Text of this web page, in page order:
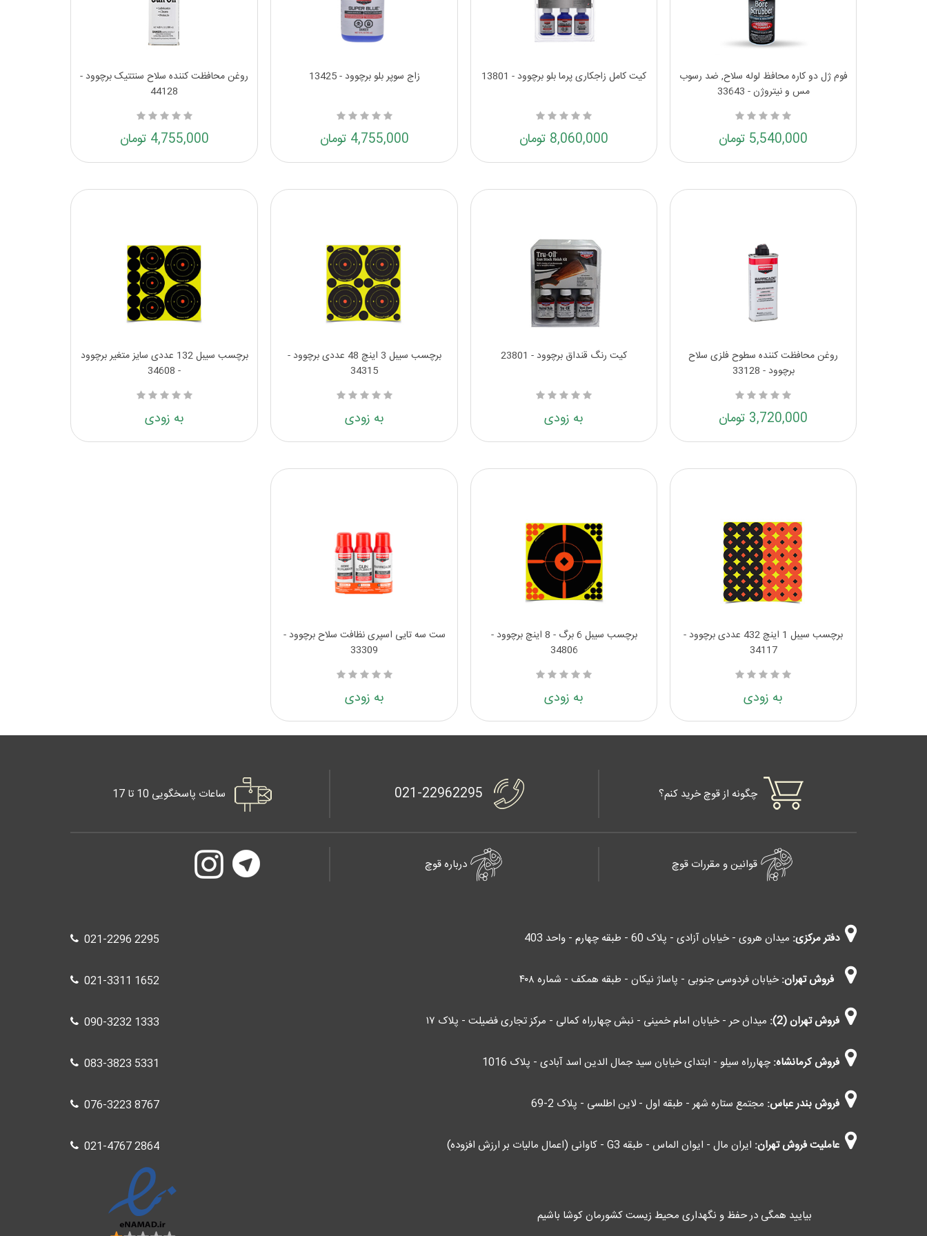
فوم ژل دو کاره محافظ لوله سلاح, ضد رسوب
مس و نیتروژن - 33643
5,540,000 تومان
کیت کامل زاجکاری پرما بلو برچوود - 13801
8,060,000 تومان
زاج سوپر بلو برچوود - 13425
4,755,000 تومان
روغن محافظت کننده سلاح سنتتیک برچوود -
44128
4,755,000 تومان
روغن محافظت کننده سطوح فلزی سلاح
برچوود - 33128
3,720,000 تومان
کیت رنگ قنداق برچوود - 23801
به زودی
برچسب سیبل 3 اینچ 48 عددی برچوود -
34315
به زودی
برچسب سیبل 132 عددی سایز متغیر برچوود
- 34608
به زودی
برچسب سیبل 1 اینچ 432 عددی برچوود -
34117
به زودی
برچسب سیبل 6 برگ - 8 اینچ برچوود -
34806
به زودی
ست سه تایی اسپری نظافت سلاح برچوود -
33309
به زودی
چگونه از قوچ خرید کنم؟ 021-22962295 ساعات پاسخگویی 10 تا 17
قوانین و مقررات قوچ درباره قوچ
دفتر مرکزی: میدان هروی - خیابان آزادی - پلاک 60 - طبقه چهارم - واحد 403 021-2296 2295
فروش تهران: خیابان فردوسی جنوبی - پاساژ نیکان - طبقه همکف - شماره ۴۰۸ 021-3311 1652
فروش تهران (2): میدان حر - خیابان امام خمینی - نبش چهارراه کمالی - مرکز تجاری فضیلت - پلاک ۱۷ 090-3232 1333
فروش کرمانشاه: چهارراه سیلو - ابتدای خیابان سید جمال الدین اسد آبادی - پلاک 1016 083-3823 5331
فروش بندر عباس: مجتمع ستاره شهر - طبقه اول - لاین اطلسی - پلاک 2-69 076-3223 8767
عاملیت فروش تهران: ایران مال - ایوان الماس - طبقه G3 - کاوانی (اعمال مالیات بر ارزش افزوده) 021-4767 2864
بیایید همگی در حفظ و نگهداری محیط زیست کشورمان کوشا باشیم